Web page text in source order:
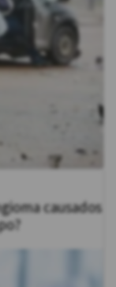
causados